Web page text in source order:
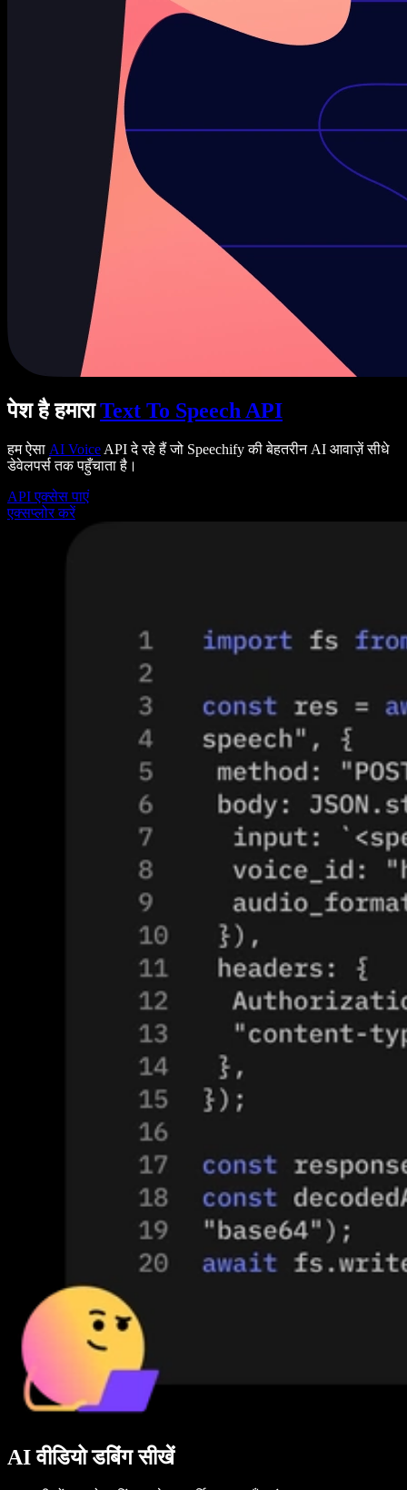
पेश है हमाराText To Speech API
हम ऐसा AI Voice API दे रहे हैं जो Speechify की बेहतरीन AI आवाज़ें सीधे
डेवेलपर्स तक पहुँचाता है।
API एक्सेस पाएं
एक्सप्लोर करें
AI वीडियो डबिंग सीखें